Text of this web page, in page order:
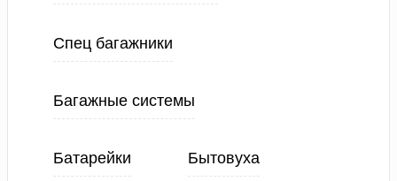
Спец багажники
Багажные системы
Батарейки Бытовуха